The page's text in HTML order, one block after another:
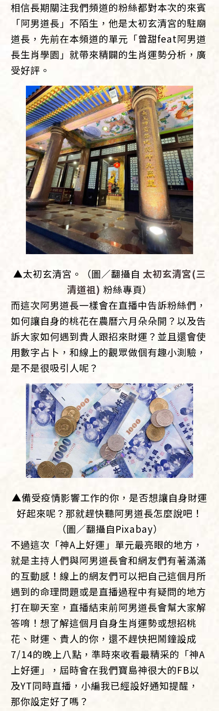
相信長期關注我們頻道的粉絲都對本次的來賓
「阿男道長」不陌生，他是太初玄清宮的駐廟
道長，先前在本頻道的單元「曾甜feat阿男道
長生肖學園」就帶來精闢的生肖運勢分析，廣
受好評。
▲太初玄清宮。（圖／翻攝自 太初玄清宮(三
清道祖) 粉絲專頁）
而這次阿男道長一樣會在直播中告訴粉絲們，
如何讓自身的桃花在農曆六月朵朵開？以及告
訴大家如何遇到貴人跟招來財運？並且還會使
用數字占卜，和線上的觀眾做個有趣小測驗，
是不是很吸引人呢？
▲備受疫情影響工作的你，是否想讓自身財運
好起來呢？那就趕快聽阿男道長怎麼說吧！
（圖／翻攝自Pixabay）
不過這次「神A上好運」單元最亮眼的地方，
就是主持人們與阿男道長會和網友們有著滿滿
的互動感！線上的網友們可以把自己這個月所
遇到的命理問題或是直播過程中有疑問的地方
打在聊天室，直播結束前阿男道長會幫大家解
答唷！想了解這個月自身生肖運勢或想招桃
花、財運、貴人的你，還不趕快把鬧鐘設成
7/14的晚上八點，準時來收看最精采的「神A
上好運」，屆時會在我們寶島神很大的FB以
及YT同時直播，小編我已經設好通知提醒，
那你設定好了嗎？